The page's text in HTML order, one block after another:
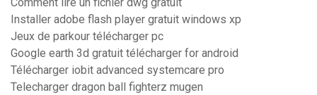
Comment lire un fichier dwg gratuit
Installer adobe flash player gratuit windows xp
Jeux de parkour télécharger pc
Google earth 3d gratuit télécharger for android
Télécharger iobit advanced systemcare pro
Telecharger dragon ball fighterz mugen